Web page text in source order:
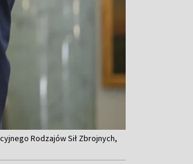
Rodzajów Sił Zbrojnych,